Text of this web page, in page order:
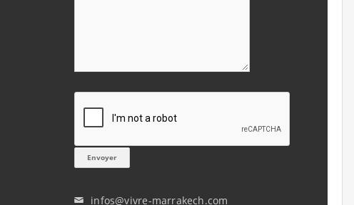
✉ infos@vivre-marrakech.com